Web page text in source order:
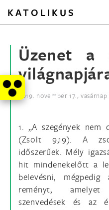
KATOLIKUS
Üzenet a
2019. november 17.,
1. „A szegények nem
(Zsolt 9,19). A
időszerűek. Mély
hit mindenekelőtt a
belevésni,
reményt, amelyet
szenvedések és az